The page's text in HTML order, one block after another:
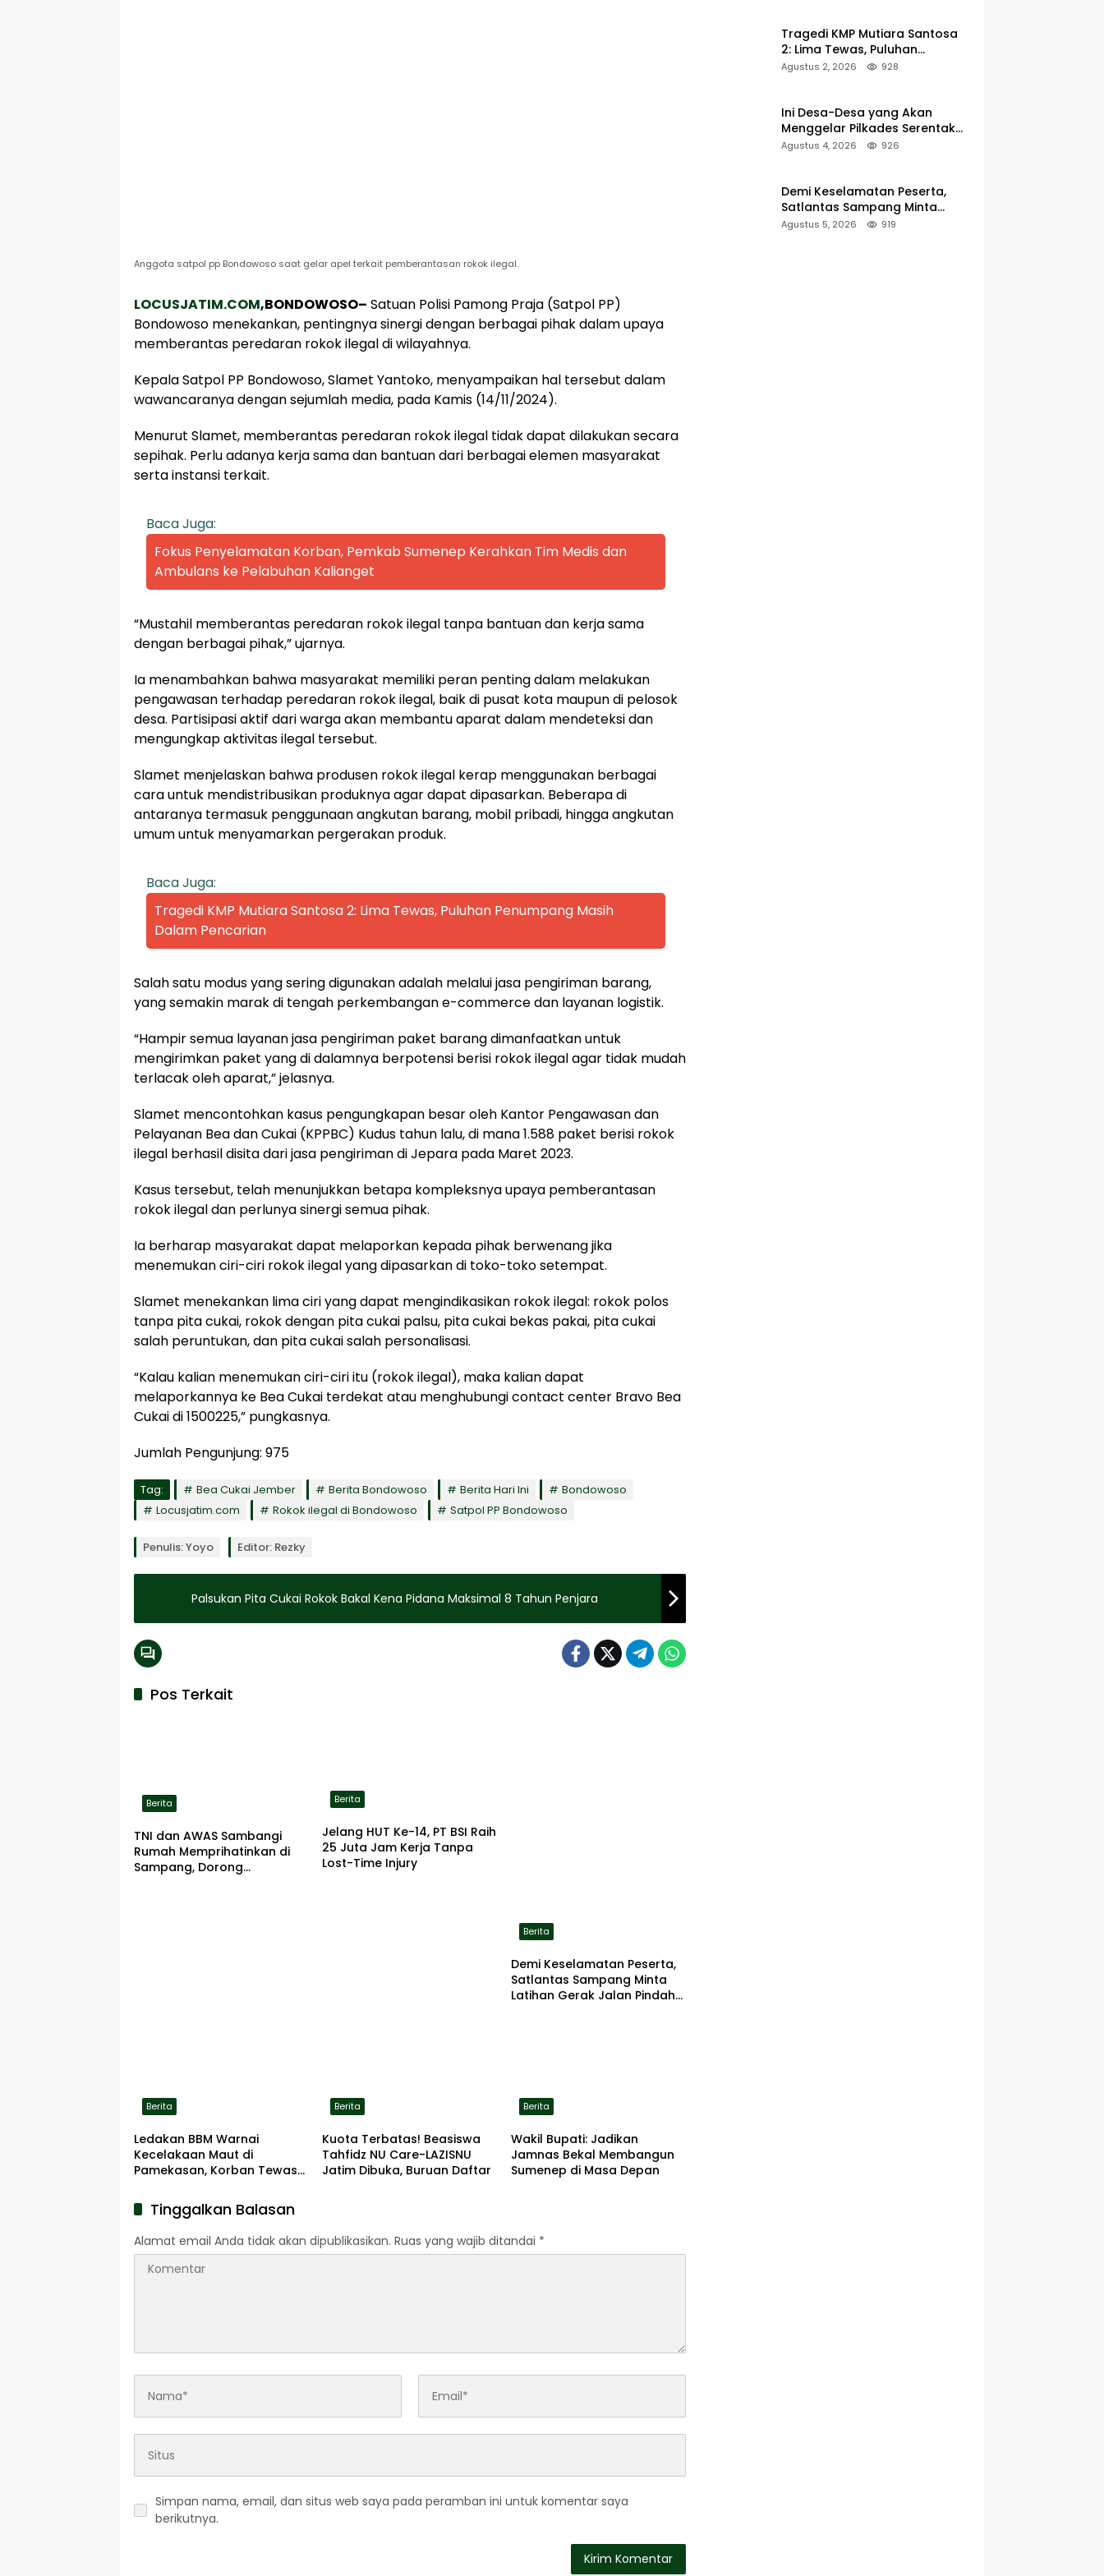
Anggota satpol pp Bondowoso saat gelar apel terkait pemberantasan rokok ilegal.
LOCUSJATIM.COM,BONDOWOSO– Satuan Polisi Pamong Praja (Satpol PP)
Bondowoso menekankan, pentingnya sinergi dengan berbagai pihak dalam upaya
memberantas peredaran rokok ilegal di wilayahnya.
Kepala Satpol PP Bondowoso, Slamet Yantoko, menyampaikan hal tersebut dalam
wawancaranya dengan sejumlah media, pada Kamis (14/11/2024).
Menurut Slamet, memberantas peredaran rokok ilegal tidak dapat dilakukan secara
sepihak. Perlu adanya kerja sama dan bantuan dari berbagai elemen masyarakat
serta instansi terkait.
Baca Juga:
Fokus Penyelamatan Korban, Pemkab Sumenep Kerahkan Tim Medis dan
Ambulans ke Pelabuhan Kalianget
“Mustahil memberantas peredaran rokok ilegal tanpa bantuan dan kerja sama
dengan berbagai pihak,” ujarnya.
Ia menambahkan bahwa masyarakat memiliki peran penting dalam melakukan
pengawasan terhadap peredaran rokok ilegal, baik di pusat kota maupun di pelosok
desa. Partisipasi aktif dari warga akan membantu aparat dalam mendeteksi dan
mengungkap aktivitas ilegal tersebut.
Slamet menjelaskan bahwa produsen rokok ilegal kerap menggunakan berbagai
cara untuk mendistribusikan produknya agar dapat dipasarkan. Beberapa di
antaranya termasuk penggunaan angkutan barang, mobil pribadi, hingga angkutan
umum untuk menyamarkan pergerakan produk.
Baca Juga:
Tragedi KMP Mutiara Santosa 2: Lima Tewas, Puluhan Penumpang Masih
Dalam Pencarian
Salah satu modus yang sering digunakan adalah melalui jasa pengiriman barang,
yang semakin marak di tengah perkembangan e-commerce dan layanan logistik.
“Hampir semua layanan jasa pengiriman paket barang dimanfaatkan untuk
mengirimkan paket yang di dalamnya berpotensi berisi rokok ilegal agar tidak mudah
terlacak oleh aparat,” jelasnya.
Slamet mencontohkan kasus pengungkapan besar oleh Kantor Pengawasan dan
Pelayanan Bea dan Cukai (KPPBC) Kudus tahun lalu, di mana 1.588 paket berisi rokok
ilegal berhasil disita dari jasa pengiriman di Jepara pada Maret 2023.
Kasus tersebut, telah menunjukkan betapa kompleksnya upaya pemberantasan
rokok ilegal dan perlunya sinergi semua pihak.
Ia berharap masyarakat dapat melaporkan kepada pihak berwenang jika
menemukan ciri-ciri rokok ilegal yang dipasarkan di toko-toko setempat.
Slamet menekankan lima ciri yang dapat mengindikasikan rokok ilegal: rokok polos
tanpa pita cukai, rokok dengan pita cukai palsu, pita cukai bekas pakai, pita cukai
salah peruntukan, dan pita cukai salah personalisasi.
“Kalau kalian menemukan ciri-ciri itu (rokok ilegal), maka kalian dapat
melaporkannya ke Bea Cukai terdekat atau menghubungi contact center Bravo Bea
Cukai di 1500225,” pungkasnya.
Jumlah Pengunjung: 975
Tag: Bea Cukai Jember Berita Bondowoso Berita Hari Ini
Bondowoso
Locusjatim.com
Rokok ilegal di Bondowoso Satpol PP Bondowoso
Penulis: Yoyo Editor: Rezky
Palsukan Pita Cukai Rokok Bakal Kena Pidana Maksimal 8 Tahun Penjara
Pos Terkait
Berita
TNI dan AWAS Sambangi
Rumah Memprihatinkan di
Sampang, Dorong
Berita
Jelang HUT Ke-14, PT BSI Raih
25 Juta Jam Kerja Tanpa
Lost-Time Injury
Berita
Demi Keselamatan Peserta,
Satlantas Sampang Minta
Latihan Gerak Jalan Pindah
Berita
Ledakan BBM Warnai
Kecelakaan Maut di
Pamekasan, Korban Tewas
Berita
Kuota Terbatas! Beasiswa
Tahfidz NU Care-LAZISNU
Jatim Dibuka, Buruan Daftar
Berita
Wakil Bupati: Jadikan
Jamnas Bekal Membangun
Sumenep di Masa Depan
Tinggalkan Balasan
Alamat email Anda tidak akan dipublikasikan. Ruas yang wajib ditandai *
Simpan nama, email, dan situs web saya pada peramban ini untuk komentar saya
berikutnya.
Tragedi KMP Mutiara Santosa
2: Lima Tewas, Puluhan
Penumpang Masih Dalam
Agustus 2, 2026 928
Ini Desa-Desa yang Akan
Menggelar Pilkades Serentak
2027 di Kabupaten Sumenep
Agustus 4, 2026 926
Demi Keselamatan Peserta,
Satlantas Sampang Minta
Latihan Gerak Jalan Pindah ke
Agustus 5, 2026 919